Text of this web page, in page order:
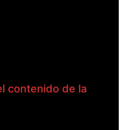
contenido de la